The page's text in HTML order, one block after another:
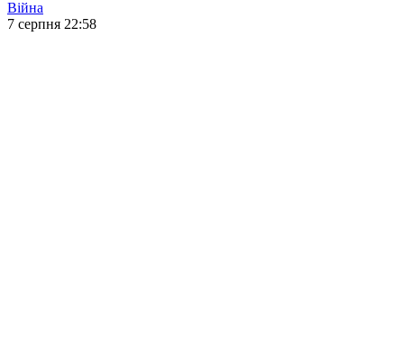
Війна
7 серпня 22:58